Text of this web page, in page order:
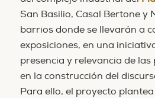
San Basilio, Casal Bertone y
barrios donde se llevarán a
exposiciones, en una
presencia y relevancia de
en la construcción del
Para ello, el proyecto